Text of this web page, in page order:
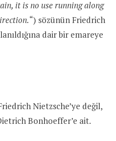
it is no use running along
“) sözünün Friedrich
dair bir emareye
Nietzsche’ye değil,
Bonhoeffer’e ait.